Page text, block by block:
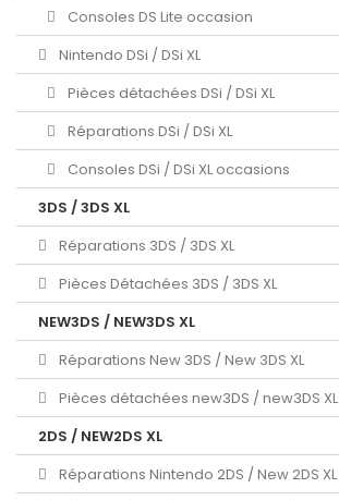
Consoles DS Lite occasion
Nintendo DSi / DSi XL
Pièces détachées DSi / DSi XL
Réparations DSi / DSi XL
Consoles DSi / DSi XL occasions
3DS / 3DS XL
Réparations 3DS / 3DS XL
Pièces Détachées 3DS / 3DS XL
NEW3DS / NEW3DS XL
Réparations New 3DS / New 3DS XL
Pièces détachées new3DS / new3DS XL
2DS / NEW2DS XL
Réparations Nintendo 2DS / New 2DS XL